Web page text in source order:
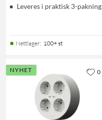
Leveres i praktisk 3-pakning
Nettlager: 100+ st
NYHET 0